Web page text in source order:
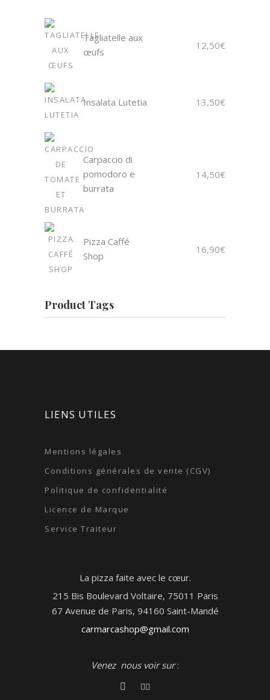
Tagliatelle aux
œufs
12,50€
Insalata Lutetia 13,50€
Carpaccio di
pomodoro e
burrata
14,50€
Pizza Caffé
Shop
16,90€
Product Tags
LIENS UTILES
Mentions légales
Conditions générales de vente (CGV)
Politique de confidentialité
Licence de Marque
Service Traiteur
La pizza faite avec le cœur.
215 Bis Boulevard Voltaire, 75011 Paris
67 Avenue de Paris, 94160 Saint-Mandé
carmarcashop@gmail.com
Venez nous voir sur: